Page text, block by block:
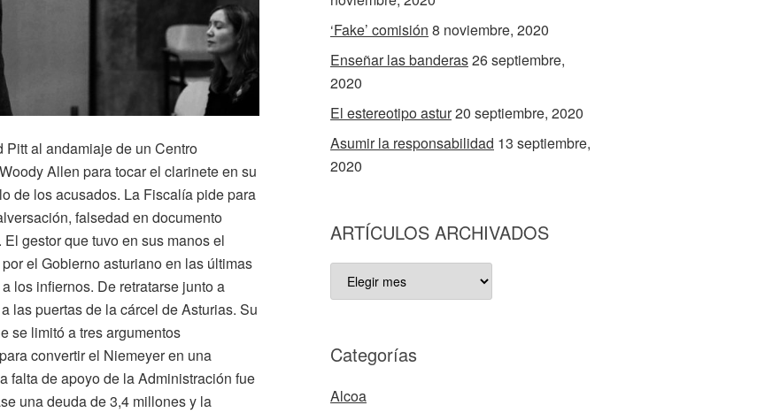
al andamiaje de un Centro
Allen para tocar el clarinete en su
de los acusados. La Fiscalía pide para
falsedad en documento
gestor que tuvo en sus manos el
el Gobierno asturiano en las últimas
los infiernos. De retratarse junto a
las puertas de la cárcel de Asturias. Su
se limitó a tres argumentos
convertir el Niemeyer en una
falta de apoyo de la Administración fue
una deuda de 3,4 millones y la
‘Fake’ comisión 8 noviembre, 2020
Enseñar las banderas26 septiembre,
2020
El estereotipo astur20 septiembre, 2020
Asumir la responsabilidad 13 septiembre,
2020
ARTÍCULOS ARCHIVADOS
ARTÍCULOS
ARCHIVADOS
Categorías
Alcoa